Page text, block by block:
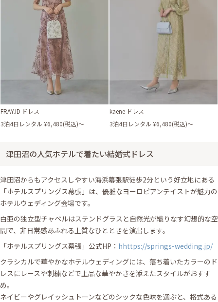
FRAY.ID ドレス
3泊4日レンタル ¥6,480(税込)〜
kaene ドレス
3泊4日レンタル ¥6,480(税込)〜
津田沼の人気ホテルで着たい結婚式ドレス
津田沼からもアクセスしやすい海浜幕張駅徒歩2分という好立地にある
「ホテルスプリングス幕張」は、優雅なヨーロピアンテイストが魅力の
ホテルウェディング会場です。
白亜の独立型チャペルはステンドグラスと自然光が織りなす幻想的な空
間で、非日常感あふれる上質なひとときを演出します。
「ホテルスプリングス幕張」公式HP： hhttps://springs-wedding.jp/
クラシカルで華やかなホテルウェディングには、落ち着いたカラーのド
レスにレースや刺繍などで上品な華やかさを添えたスタイルがおすす
め。
ネイビーやグレイッシュトーンなどのシックな色味を選ぶと、格式ある